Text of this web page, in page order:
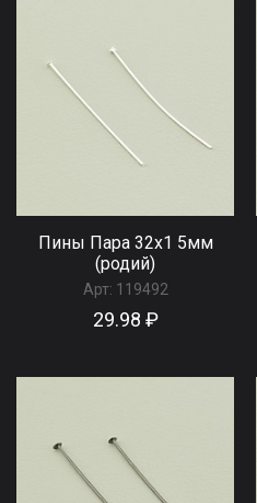
Пины Пара 32х1 5мм
(родий)
Арт: 119492
29.98 ₽